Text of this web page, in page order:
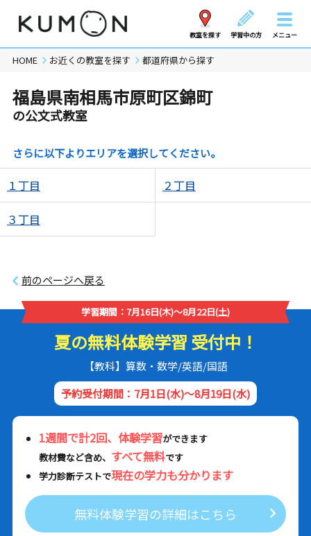
教室を探す 学習中の方 メニュー
HOME お近くの教室を探す 都道府県から探す
福島県南相馬市原町区錦町
の公文式教室
さらに以下よりエリアを選択してください。
１丁目 ２丁目
３丁目
前のページへ戻る
学習期間：7月16日(木)～8月22日(土)
夏の無料体験学習 受付中！
【教科】算数・数学/英語/国語
予約受付期間：7月1日(水)～8月19日(水)
1週間で計2回、体験学習ができます
教材費など含め、 すべて無料です
学力診断テストで現在の学力も分かります
無料体験学習の詳細はこちら